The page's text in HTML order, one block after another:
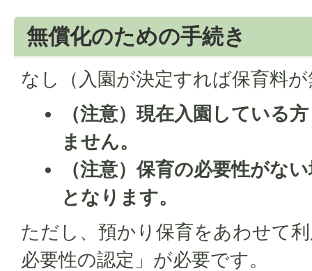
無償化のための手続き
なし（入園が決定すれば保育料
（注意）現在入園している
ません。
（注意）保育の必要性がな
となります。
ただし、預かり保育をあわせて
必要性の認定」が必要です。